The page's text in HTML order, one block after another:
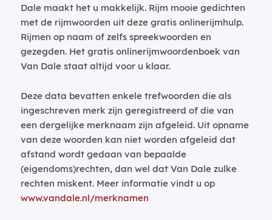
Dale maakt het u makkelijk. Rijm mooie gedichten
met de rijmwoorden uit deze gratis onlinerijmhulp.
Rijmen op naam of zelfs spreekwoorden en
gezegden. Het gratis onlinerijmwoordenboek van
Van Dale staat altijd voor u klaar.
Deze data bevatten enkele trefwoorden die als
ingeschreven merk zijn geregistreerd of die van
een dergelijke merknaam zijn afgeleid. Uit opname
van deze woorden kan niet worden afgeleid dat
afstand wordt gedaan van bepaalde
(eigendoms)rechten, dan wel dat Van Dale zulke
rechten miskent. Meer informatie vindt u op
www.vandale.nl/merknamen